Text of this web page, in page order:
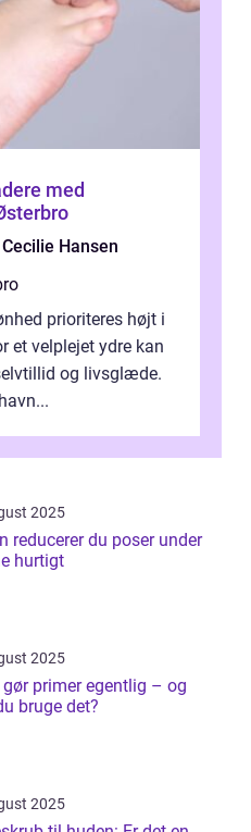
med
Cecilie Hansen
prioriteres højt i
et velplejet ydre kan
og livsglæde.
2025
reducerer du poser under
hurtigt
2025
gør primer egentlig – og
bruge det?
2025